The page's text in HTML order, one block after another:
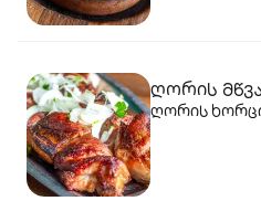
ღორის
ღორის